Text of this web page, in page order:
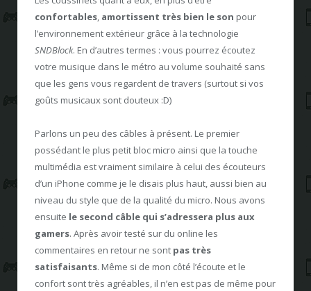
confortables, amortissent très bien le son pour
l’environnement extérieur grâce à la technologie
SNDBlock. En d’autres termes : vous pourrez écoutez
votre musique dans le métro au volume souhaité sans
que les gens vous regardent de travers (surtout si vos
goûts musicaux sont douteux :D)
Parlons un peu des câbles à présent. Le premier
possédant le plus petit bloc micro ainsi que la touche
multimédia est vraiment similaire à celui des écouteurs
d’un iPhone comme je le disais plus haut, aussi bien au
niveau du style que de la qualité du micro. Nous avons
ensuite le second câble qui s’adressera plus aux
gamers. Après avoir testé sur du online les
commentaires en retour ne sont pas très
satisfaisants. Même si de mon côté l’écoute et le
confort sont très agréables, il n’en est pas de même pour